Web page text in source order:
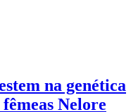
na genética
Nelore